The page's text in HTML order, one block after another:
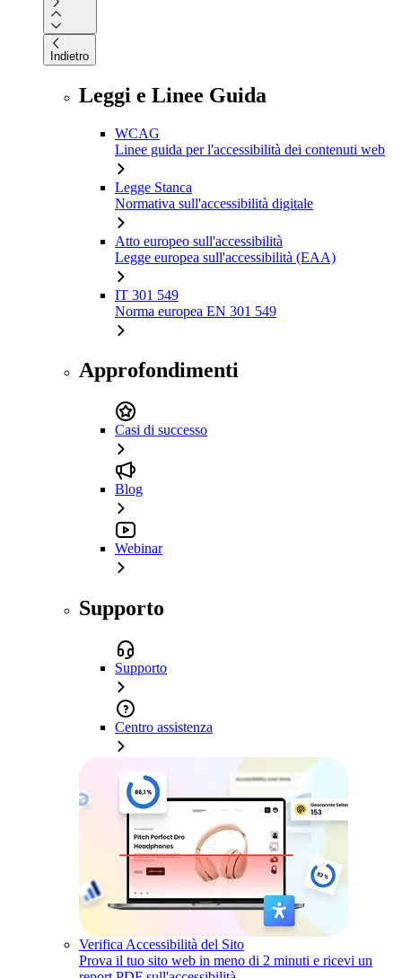
Indietro
Leggi e Linee Guida
WCAG
Linee guida per l'accessibilità dei contenuti web
Legge Stanca
Normativa sull'accessibilità digitale
Atto europeo sull'accessibilità
Legge europea sull'accessibilità (EAA)
IT 301 549
Norma europea EN 301 549
Approfondimenti
Casi di successo
Blog
Webinar
Supporto
Supporto
Centro assistenza
Verifica Accessibilità del Sito
Prova il tuo sito web in meno di 2 minuti e ricevi un